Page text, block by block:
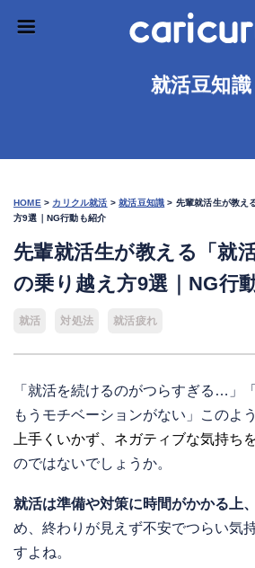
就活豆知識
HOME > カリクル就活 >就活豆知識 > 先輩就活生が教え
方9選｜NG行動も紹介
先輩就活生が教える「就
の乗り越え方9選｜NG行
就活 対処法 就活疲れ
「就活を続けるのがつらすぎる…」
もうモチベーションがない」このよう
上手くいかず、ネガティブな気持ち
のではないでしょうか。
就活は準備や対策に時間がかかる上
め、終わりが見えず不安でつらい気
すよね。